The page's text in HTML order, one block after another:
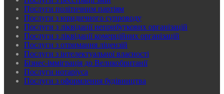
Послуги політичним партіям
Послуги з юридичного супроводу
Послуги з ліквідації неприбуткових організацій
Послуги з ліквідації комерційних організацій
Послуги з отримання ліцензій
Послуги з інтелектуальної власності
Бізнес-імміграція до Великобританії
Послуги нотаріуса
Послуги з оформлення будівництва